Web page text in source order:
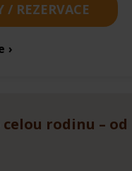
/ REZERVACE
rodinu – od